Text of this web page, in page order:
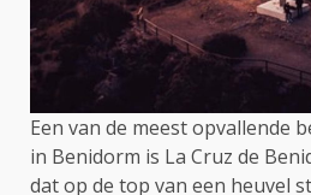
Een van de meest opvallende
in Benidorm is La Cruz de
dat op de top van een heuvel